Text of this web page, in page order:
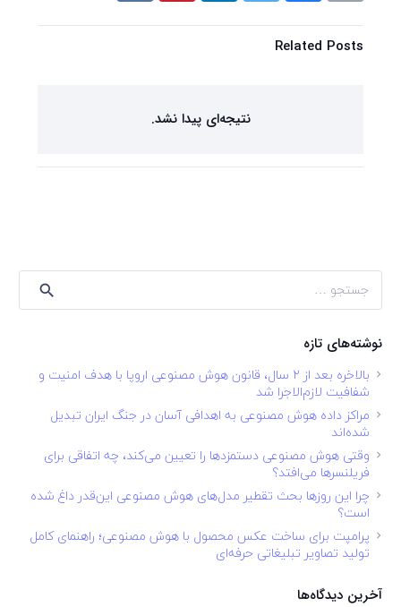
Related Posts
نتیجه‌ای پیدا نشد.
برای:
نوشته‌های تازه
بالاخره بعد از ۲ سال، قانون هوش مصنوعی اروپا با هدف امنیت و
شفافیت لازم‌الاجرا شد
مراکز داده هوش مصنوعی به اهدافی آسان در جنگ ایران تبدیل
شده‌اند
وقتی هوش مصنوعی دستمزدها را تعیین می‌کند، چه اتفاقی برای
فریلنسرها می‌افتد؟
چرا این روزها بحث تقطیر مدل‌های هوش مصنوعی این‌قدر داغ شده
است؟
پرامپت برای ساخت عکس محصول با هوش مصنوعی؛ راهنمای کامل
تولید تصاویر تبلیغاتی حرفه‌ای
آخرین دیدگاه‌ها